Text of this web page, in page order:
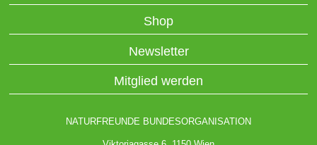
Shop
Newsletter
Mitglied werden
NATURFREUNDE BUNDESORGANISATION